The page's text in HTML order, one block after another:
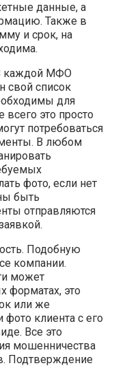
данные, а
Также в
и срок, на
каждой МФО
свой список
для
это просто
потребоваться
В любом
фото, если нет
быть
отправляются
Подобную
компании.
может
форматах, это
или же
фото клиента с его
Все это
мошенничества
Подтверждение